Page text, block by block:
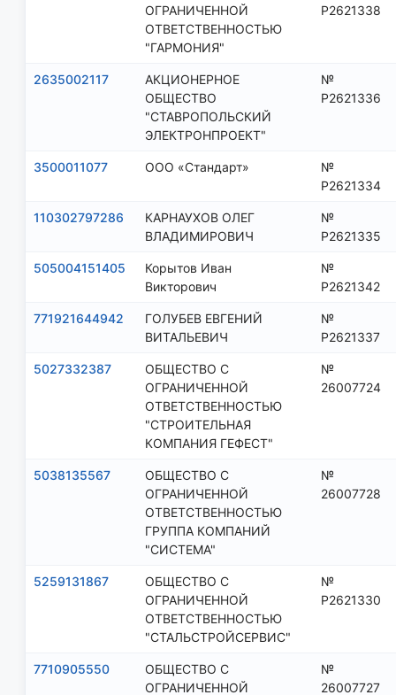
ОГРАНИЧЕННОЙ
ОТВЕТСТВЕННОСТЬЮ
"ГАРМОНИЯ"
Р2621338
2635002117
АКЦИОНЕРНОЕ
ОБЩЕСТВО
"СТАВРОПОЛЬСКИЙ
ЭЛЕКТРОНПРОЕКТ"
№
Р2621336
3500011077 ООО «Стандарт»
№
Р2621334
110302797286
КАРНАУХОВ ОЛЕГ
ВЛАДИМИРОВИЧ
№
Р2621335
505004151405
Корытов Иван
Викторович
№
Р2621342
771921644942
ГОЛУБЕВ ЕВГЕНИЙ
ВИТАЛЬЕВИЧ
№
Р2621337
5027332387
ОБЩЕСТВО С
ОГРАНИЧЕННОЙ
ОТВЕТСТВЕННОСТЬЮ
"СТРОИТЕЛЬНАЯ
КОМПАНИЯ ГЕФЕСТ"
№
26007724
5038135567
ОБЩЕСТВО С
ОГРАНИЧЕННОЙ
ОТВЕТСТВЕННОСТЬЮ
ГРУППА КОМПАНИЙ
"СИСТЕМА"
№
26007728
5259131867
ОБЩЕСТВО С
ОГРАНИЧЕННОЙ
ОТВЕТСТВЕННОСТЬЮ
"СТАЛЬСТРОЙСЕРВИС"
№
Р2621330
7710905550
ОБЩЕСТВО С
ОГРАНИЧЕННОЙ
№
26007727